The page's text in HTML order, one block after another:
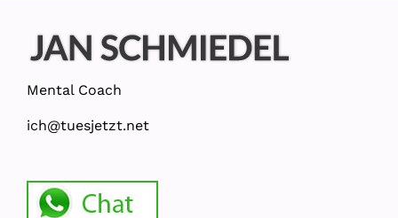
Mental Coach
ich@tuesjetzt.net